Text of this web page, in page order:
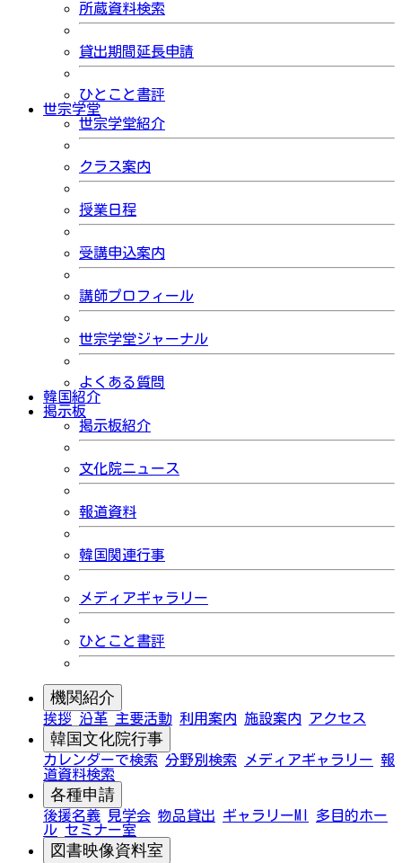
所蔵資料検索
貸出期間延長申請
ひとこと書評
世宗学堂
世宗学堂紹介
クラス案内
授業日程
受講申込案内
講師プロフィール
世宗学堂ジャーナル
よくある質問
韓国紹介
掲示板
掲示板紹介
文化院ニュース
報道資料
韓国関連行事
メディアギャラリー
ひとこと書評
機関紹介
挨拶 沿革 主要活動 利用案内 施設案内 アクセス
韓国文化院行事
カレンダーで検索 分野別検索 メディアギャラリー 報
道資料検索
各種申請
後援名義 見学会 物品貸出 ギャラリーMI
多目的ホー
ル セミナー室
図書映像資料室